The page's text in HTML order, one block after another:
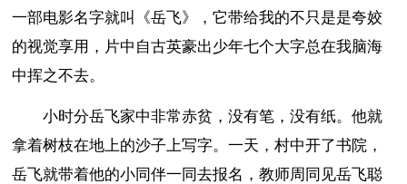
一部电影名字就叫《岳飞》，它带给我的不只是是夸姣
的视觉享用，片中自古英豪出少年七个大字总在我脑海
中挥之不去。
小时分岳飞家中非常赤贫，没有笔，没有纸。他就
拿着树枝在地上的沙子上写字。一天，村中开了书院，
岳飞就带着他的小同伴一同去报名，教师周同见岳飞聪